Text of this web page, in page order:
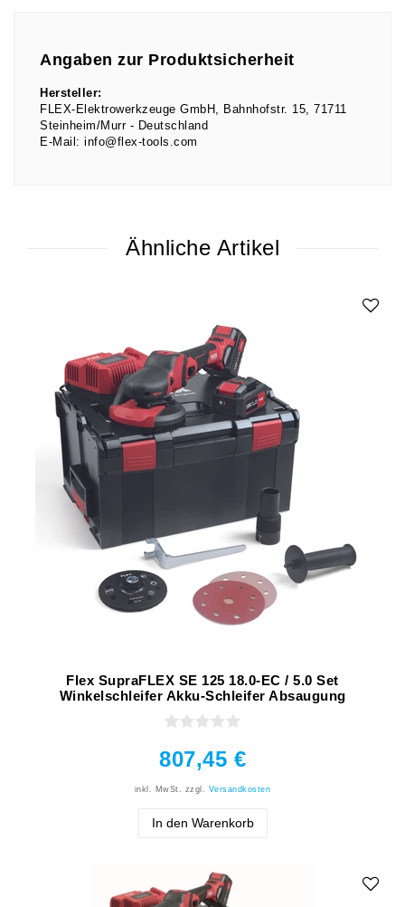
Angaben zur Produktsicherheit
Hersteller:
FLEX-Elektrowerkzeuge GmbH
Bahnhofstr. 15
71711
Steinheim/Murr
Deutschland
E-Mail: info@flex-tools.com
Ähnliche Artikel
Flex SupraFLEX SE 125 18.0-EC / 5.0 Set
Winkelschleifer Akku-Schleifer Absaugung
807,45 €
inkl. MwSt. zzgl. Versandkosten
In den Warenkorb